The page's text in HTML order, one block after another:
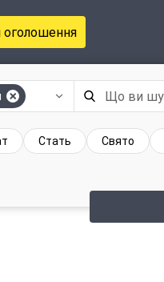
оголошення
Стать Свято